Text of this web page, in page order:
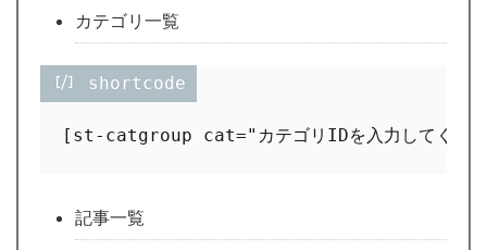
カテゴリ一覧
shortcode
記事一覧